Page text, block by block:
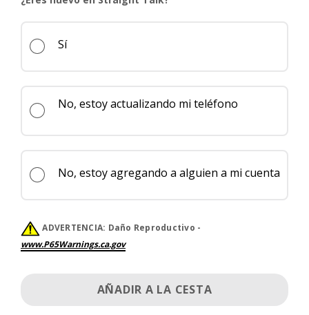
Sí
No, estoy actualizando mi teléfono
No, estoy agregando a alguien a mi cuenta
ADVERTENCIA: Daño Reproductivo -
www.P65Warnings.ca.gov
AÑADIR A LA CESTA